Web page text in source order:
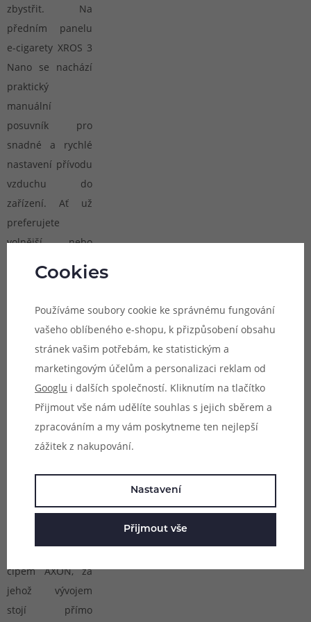
zbystřit. Na
předním panelu
e-cigarety XROS 3
Nano se nachází
praktický
manuální
posuvník pro
snadné a rychlé
nastavení přívodu
vzduchu do
zařízení. Ať už
preferujete
volnější, nebo
utaženější potah,
model si poradí s
Tělo e-cigarety je
čipem AXON, za
jehož vývojem
stojí přímo
Cookies
Používáme soubory cookie ke správnému fungování
vašeho oblíbeného e-shopu, k přizpůsobení obsahu
stránek vašim potřebám, ke statistickým a
marketingovým účelům a personalizaci reklam od
Googlu i dalších společností. Kliknutím na tlačítko
Přijmout vše nám udělíte souhlas s jejich sběrem a
zpracováním a my vám poskytneme ten nejlepší
zážitek z nakupování.
Nastavení
Přijmout vše